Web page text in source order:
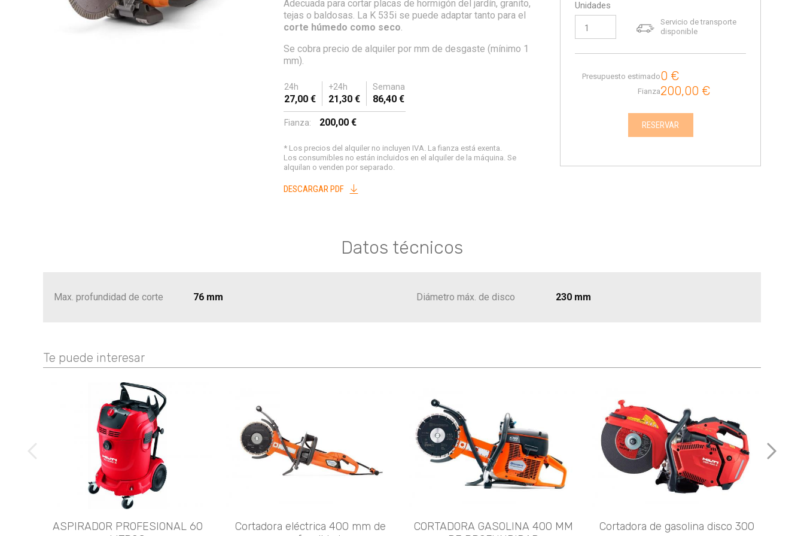
Adecuada para cortar placas de hormigón del jardín, granito,
tejas o baldosas. La K 535i se puede adaptar tanto para el
corte húmedo como seco.
Se cobra precio de alquiler por mm de desgaste (mínimo 1
mm).
24h +24h Semana
27,00 € 21,30 € 86,40 €
Fianza: 200,00 €
* Los precios del alquiler no incluyen IVA. La fianza está exenta.
Los consumibles no están incluidos en el alquiler de la máquina. Se
alquilan o venden por separado.
DESCARGAR PDF
Unidades
Servicio de transporte
disponible
Presupuesto estimado0 €
Fianza200,00 €
RESERVAR
Datos técnicos
Max. profundidad de corte 76 mm Diámetro máx. de disco 230 mm
Te puede interesar
ASPIRADOR PROFESIONAL 60
Cortadora eléctrica 400 mm de
CORTADORA GASOLINA 400 MM
Cortadora de gasolina disco 300
imágenes anteriores